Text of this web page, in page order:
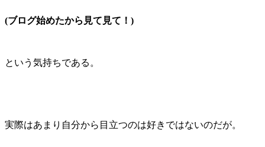
(ブログ始めたから見て見て！)
という気持ちである。
実際はあまり自分から目立つのは好きではないのだが。